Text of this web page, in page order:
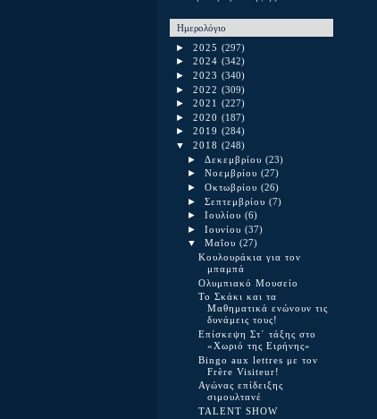
Ημερολόγιο
► 2025 (297)
► 2024 (342)
► 2023 (340)
► 2022 (309)
► 2021 (227)
► 2020 (187)
► 2019 (284)
▼ 2018 (248)
► Δεκεμβρίου (23)
► Νοεμβρίου (27)
► Οκτωβρίου (26)
► Σεπτεμβρίου (7)
► Ιουλίου (6)
► Ιουνίου (37)
▼ Μαΐου (27)
Kουλουράκια για τον
μπαμπά
Ολυμπιακό Μουσείο
Το Σκάκι και τα
Μαθηματικά ενώνουν τις
δυνάμεις τους!
Επίσκεψη Στ΄ τάξης στο
«Χωριό της Ειρήνης»
Bingo aux lettres με τον
Frère Visiteur!
Αγώνας επίδειξης
σιμουλτανέ
TALENT SHOW